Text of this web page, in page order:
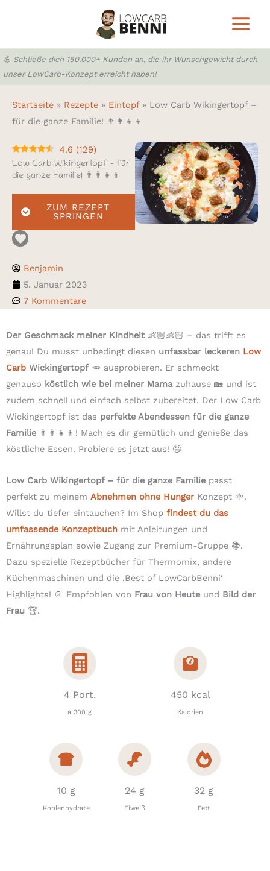
💪 Schließe dich 150.000+ Kunden an, die ihr Wunschgewicht durch
unser LowCarb-Konzept erreicht haben!
Startseite » Rezepte » Eintopf» Low Carb Wikingertopf –
für die ganze Familie! 👨‍👩‍👧‍👦
4.6 (129)
Low Carb Wikingertopf – für
die ganze Familie! 👨‍👩‍👧‍👦
ZUM REZEPT
SPRINGEN
Benjamin
5. Januar 2023
7 Kommentare
Der Geschmack meiner Kindheit👶🏼👶🏻 – das trifft es
genau! Du musst unbedingt diesen unfassbar leckeren Low
Carb Wickingertopf 🥕 ausprobieren. Er schmeckt
genauso köstlich wie bei meiner Mamazuhause 🏡 und ist
zudem schnell und einfach selbst zubereitet. Der Low Carb
Wickingertopf ist das perfekte Abendessen für die ganze
Familie 👨‍👩‍👧‍👦! Mach es dir gemütlich und genieße das
köstliche Essen. Probiere es jetzt aus! 🤤
Low Carb Wikingertopf – für die ganze Familie passt
perfekt zu meinem Abnehmen ohne HungerKonzept 🌱.
Willst du tiefer eintauchen? Im Shop findest du das
umfassende Konzeptbuch mit Anleitungen und
Ernährungsplan sowie Zugang zur Premium-Gruppe 📚.
Dazu spezielle Rezeptbücher für Thermomix, andere
Küchenmaschinen und die ‚Best of LowCarbBenni‘
Highlights! 🍲 Empfohlen von Frau von Heute und Bild der
Frau 🏆.
4 Port.
à 300 g
450 kcal
Kalorien
10 g
Kohlenhydrate
24 g
Eiweiß
32 g
Fett